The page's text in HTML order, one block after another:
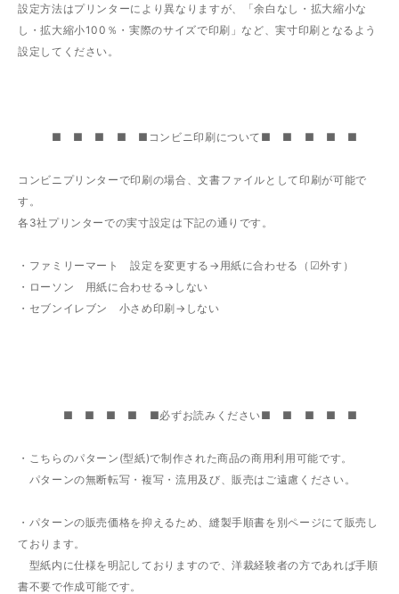
設定方法はプリンターにより異なりますが、「余白なし・拡大縮小な
し・拡大縮小100％・実際のサイズで印刷」など、実寸印刷となるよう
設定してください。
■ ■ ■ ■ ■コンビニ印刷について■ ■ ■ ■ ■
コンビニプリンターで印刷の場合、文書ファイルとして印刷が可能で
す。
各3社プリンターでの実寸設定は下記の通りです。
・ファミリーマート 設定を変更する→用紙に合わせる（☑外す）
・ローソン 用紙に合わせる→しない
・セブンイレブン 小さめ印刷→しない
■ ■ ■ ■ ■必ずお読みください■ ■ ■ ■ ■
・こちらのパターン(型紙)で制作された商品の商用利用可能です。
パターンの無断転写・複写・流用及び、販売はご遠慮ください。
・パターンの販売価格を抑えるため、縫製手順書を別ページにて販売し
ております。
型紙内に仕様を明記しておりますので、洋裁経験者の方であれば手順
書不要で作成可能です。